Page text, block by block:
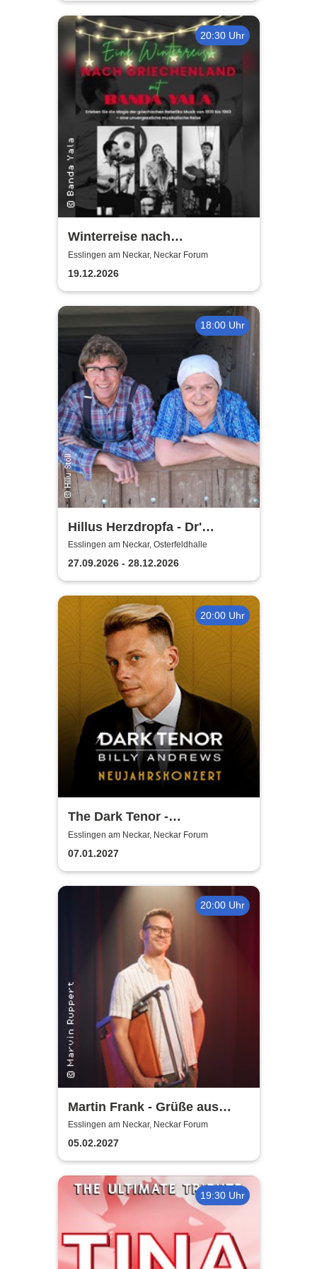
20:30 Uhr
Winterreise nach
Griechenland mit Banda Yala
Esslingen am Neckar, Neckar Forum
19.12.2026
18:00 Uhr
Hillus Herzdropfa - Dr'
normale Wahnsinn!
Esslingen am Neckar, Osterfeldhalle
27.09.2026 - 28.12.2026
20:00 Uhr
The Dark Tenor -
Neujahrskonzerte
Esslingen am Neckar, Neckar Forum
07.01.2027
20:00 Uhr
Martin Frank - Grüße aus
Allegro Süd
Esslingen am Neckar, Neckar Forum
05.02.2027
19:30 Uhr